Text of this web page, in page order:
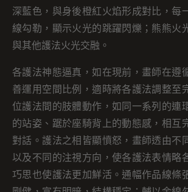
深藍色，與身後橙紅火焰形成對比，每
線勾勒，顯示火光的跳躍閃爍；熊熊火
與其他護法火光交融。
各護法神態逼真，如在現前，畫師在遵
善運用空間比例，適時將各護法調整至
位護法間的肢體動作，如同一系列的連
的站姿、踞於座騎背上的動態感，相互
對話。護法之相皆顯憤怒，畫師透由不
以及不同的注視方向，使各護法表情略
巧思也使護法更加鮮活。通幅作品線條